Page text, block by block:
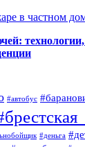
в частном
#автобус
#деньга